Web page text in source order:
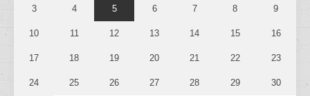
3 4 5 6 7 8 9
10 11 12 13 14 15 16
17 18 19 20 21 22 23
24 25 26 27 28 29 30